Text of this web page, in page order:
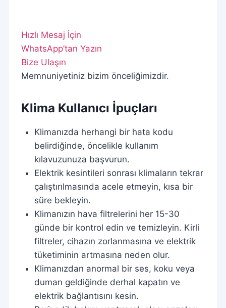
Hızlı Mesaj İçin
WhatsApp’tan Yazın
Bize Ulaşın
Memnuniyetiniz bizim önceliğimizdir.
Klima Kullanıcı İpuçları
Klimanızda herhangi bir hata kodu
belirdiğinde, öncelikle kullanım
kılavuzunuza başvurun.
Elektrik kesintileri sonrası klimaların tekrar
çalıştırılmasında acele etmeyin, kısa bir
süre bekleyin.
Klimanızın hava filtrelerini her 15-30
günde bir kontrol edin ve temizleyin. Kirli
filtreler, cihazın zorlanmasına ve elektrik
tüketiminin artmasına neden olur.
Klimanızdan anormal bir ses, koku veya
duman geldiğinde derhal kapatın ve
elektrik bağlantısını kesin.